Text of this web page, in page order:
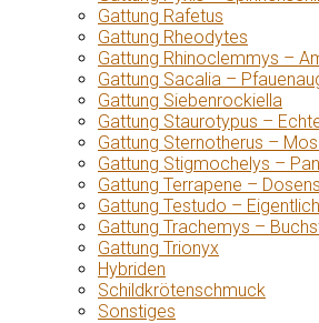
Gattung Rafetus
Gattung Rheodytes
Gattung Rhinoclemmys –
Gattung Sacalia –
Gattung Siebenrockiella
Gattung Staurotypus –
Gattung Sternotherus –
Gattung Stigmochelys –
Gattung Terrapene –
Gattung Testudo –
Gattung Trachemys –
Gattung Trionyx
Hybriden
Schildkrötenschmuck
Sonstiges